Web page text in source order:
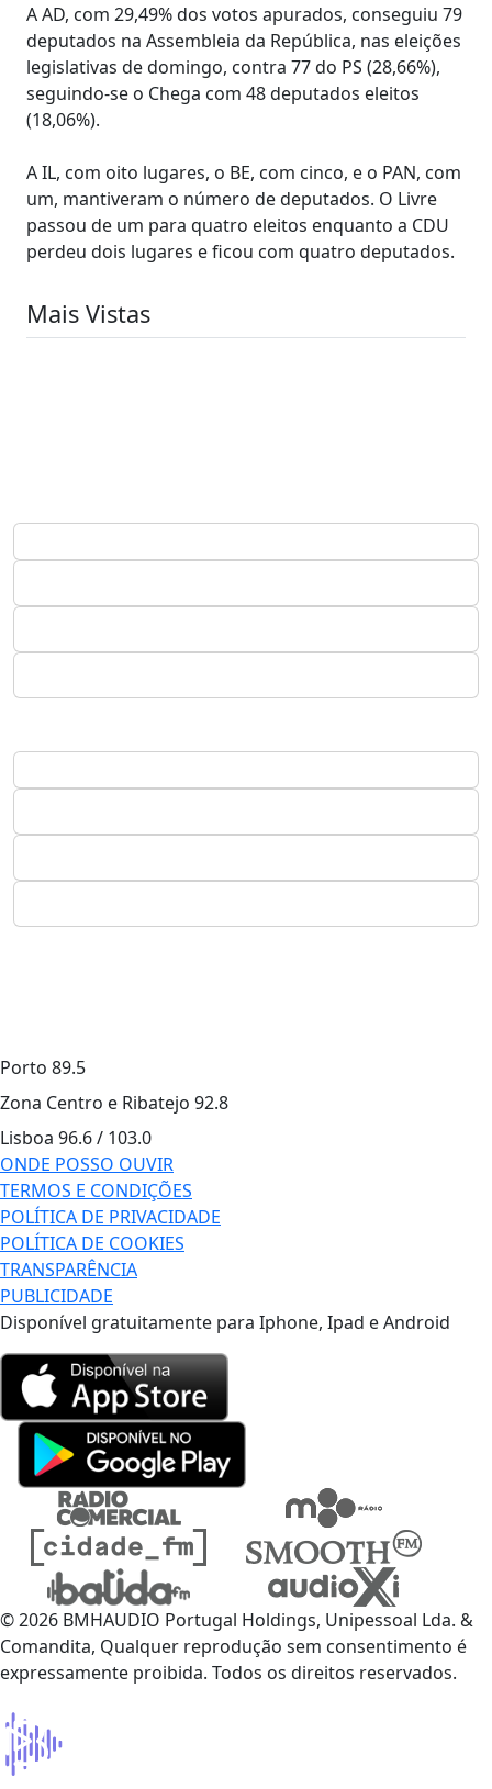
A AD, com 29,49% dos votos apurados, conseguiu 79
deputados na Assembleia da República, nas eleições
legislativas de domingo, contra 77 do PS (28,66%),
seguindo-se o Chega com 48 deputados eleitos
(18,06%).
A IL, com oito lugares, o BE, com cinco, e o PAN, com
um, mantiveram o número de deputados. O Livre
passou de um para quatro eleitos enquanto a CDU
perdeu dois lugares e ficou com quatro deputados.
Mais Vistas
Porto 89.5
Zona Centro e Ribatejo 92.8
Lisboa 96.6 / 103.0
ONDE POSSO OUVIR
TERMOS E CONDIÇÕES
POLÍTICA DE PRIVACIDADE
POLÍTICA DE COOKIES
TRANSPARÊNCIA
PUBLICIDADE
Disponível gratuitamente para Iphone, Ipad e Android
© 2026 BMHAUDIO Portugal Holdings, Unipessoal Lda. &
Comandita, Qualquer reprodução sem consentimento é
expressamente proibida. Todos os direitos reservados.